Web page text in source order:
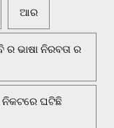
ଆର
ଭାଷା ନିରବତା ର
ନିକଟରେ ଘଟିଛି